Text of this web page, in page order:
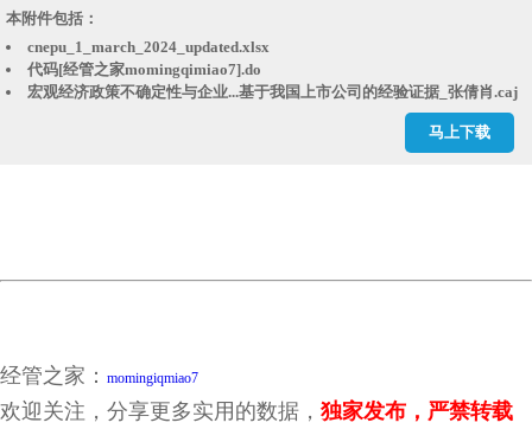
马上下载
本附件包括：
cnepu_1_march_2024_updated.xlsx
代码[经管之家momingqimiao7].do
宏观经济政策不确定性与企业...基于我国上市公司的经验证据_张倩肖.caj
经济政策不确定性、融资约束...来自中国上市公司的经验证据_段梅.caj
经济政策不确定性与创新——基于我国上市公司的实证分析_顾夏铭.caj
经管之家： momingiqmiao7
欢迎关注，分享更多实用的数据， 独家发布，严禁转载